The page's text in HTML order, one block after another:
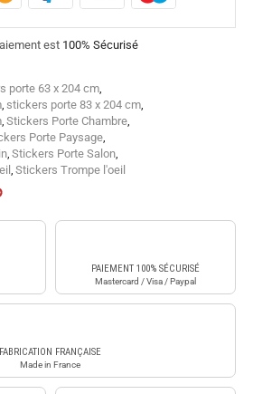
est 100% Sécurisé
porte 63 x 204 cm
stickers porte 83 x 204 cm
Stickers Porte Chambre
Porte Paysage
Stickers Porte Salon
Stickers Trompe l'oeil
PAIEMENT 100% SÉCURISÉ
Mastercard / Visa / Paypal
FABRICATION FRANÇAISE
Made in France